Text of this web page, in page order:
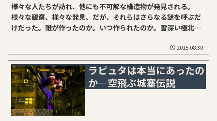
様々な人たちが訪れ、他にも不可解な構造物が発見される。
様々な観察、様々な発見、だが、それらはさらなる謎を呼ぶだ
けだった。誰が作ったのか。いつ作られたのか。雪深い極北の
に位置するヤクート地方、世界有数の『極寒の地』として知ら
れる辺境。この地では、囁き声も叫び声も、相手に届かないま
ま唇の先で凍るとされる。凍結したそれらは極寒期が終わると
ゆっくりと溶けて、短い春の騒がしさを後押しするのだとい
う。1859年。そんな極北に１人の科学者があった。博物学、地
理学、そして人類学の専門家、リヒャルト・マーク(外部)教授
だ。当時ドルパート大学(現在のタルトゥ大学)で教鞭を執って
2015.08.30
ラピュタは本当にあったの
か―空飛ぶ城塞伝説